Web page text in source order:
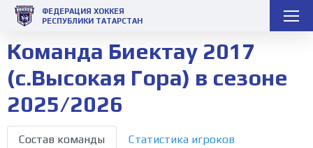
ФЕДЕРАЦИЯ ХОККЕЯ
РЕСПУБЛИКИ ТАТАРСТАН
Команда Биектау 2017
(с.Высокая Гора) в сезоне
2025/2026
Состав команды Статистика игроков